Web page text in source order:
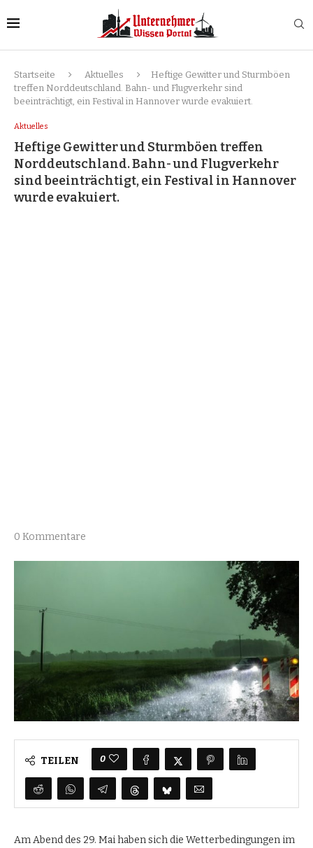
Startseite Aktuelles
Heftige Gewitter und Sturmböen
treffen Norddeutschland. Bahn- und Flugverkehr sind
beeinträchtigt, ein Festival in Hannover wurde evakuiert.
Aktuelles
Heftige Gewitter und Sturmböen treffen
Norddeutschland. Bahn- und Flugverkehr
sind beeinträchtigt, ein Festival in Hannover
wurde evakuiert.
0 Kommentare
TEILEN 0
Am Abend des 29. Mai haben sich die Wetterbedingungen im